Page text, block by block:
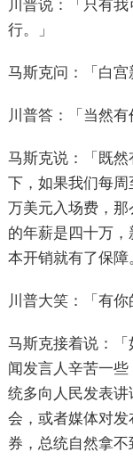
川普说：「只有
行。」
马斯克问：「白宫
川普答：「当然有
马斯克说：「既
下，如果我们每
万美元入场费，
的年薪是四十万
本开销就有了保障
川普大笑：「有你
马斯克接着说：
闻发言人辛苦一
统多向人民发表
会，或者媒体对
券，总统自然拿不